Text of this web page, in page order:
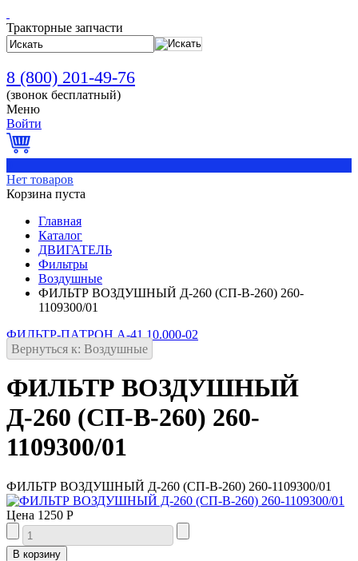
Тракторные запчасти
8 (800) 201-49-76
(звонок бесплатный)
Меню
Войти
Нет товаров
Корзина пуста
Главная
Каталог
ДВИГАТЕЛЬ
Фильтры
Воздушные
ФИЛЬТР ВОЗДУШНЫЙ Д-260 (СП-В-260) 260-
1109300/01
ФИЛЬТР-ПАТРОН А-41.10.000-02
Вернуться к: Воздушные
ФИЛЬТР ВОЗДУШНЫЙ
Д-260 (СП-В-260) 260-
1109300/01
ФИЛЬТР ВОЗДУШНЫЙ Д-260 (СП-В-260) 260-1109300/01
Цена 1250 Р